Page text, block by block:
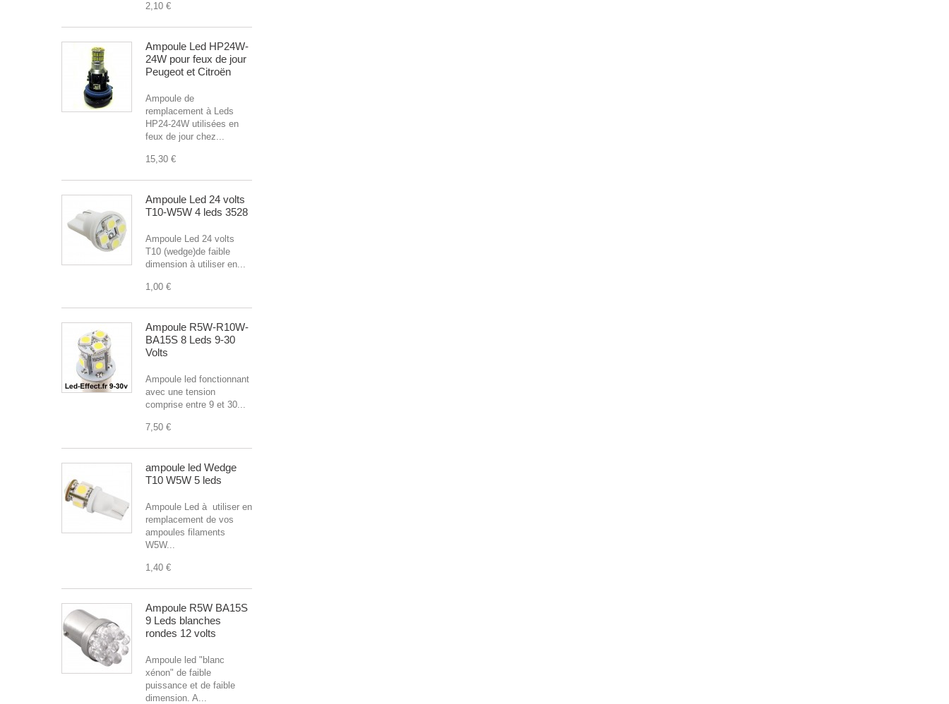
2,10 €
Ampoule Led HP24W-
24W pour feux de jour
Peugeot et Citroën
Ampoule de
remplacement à Leds
HP24-24W utilisées en
feux de jour chez...
15,30 €
Ampoule Led 24 volts
T10-W5W 4 leds 3528
Ampoule Led 24 volts
T10 (wedge)de faible
dimension à utiliser en...
1,00 €
Ampoule R5W-R10W-
BA15S 8 Leds 9-30
Volts
Ampoule led fonctionnant
avec une tension
comprise entre 9 et 30...
7,50 €
ampoule led Wedge
T10 W5W 5 leds
Ampoule Led à utiliser en
remplacement de vos
ampoules filaments
W5W...
1,40 €
Ampoule R5W BA15S
9 Leds blanches
rondes 12 volts
Ampoule led "blanc
xénon" de faible
puissance et de faible
dimension. A...